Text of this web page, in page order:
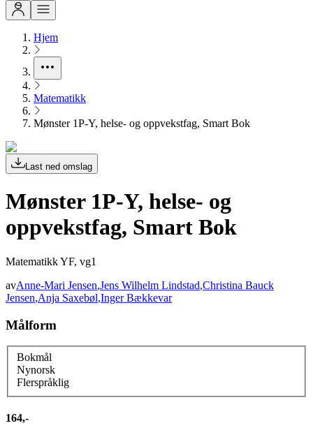
Hjem
Matematikk
Mønster 1P-Y, helse- og oppvekstfag, Smart Bok
Last ned omslag
Mønster 1P-Y, helse- og
oppvekstfag, Smart Bok
Matematikk YF, vg1
avAnne-Mari Jensen,Jens Wilhelm Lindstad,Christina Bauck
Jensen,Anja Saxebøl,Inger Bækkevar
Målform
Bokmål
Nynorsk
Flerspråklig
164,-